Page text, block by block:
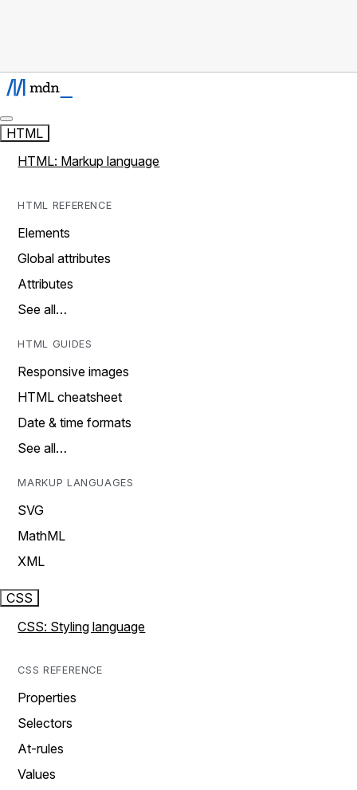
HTML
HTML: Markup language
HTML REFERENCE
Elements
Global attributes
Attributes
See all…
HTML GUIDES
Responsive images
HTML cheatsheet
Date & time formats
See all…
MARKUP LANGUAGES
SVG
MathML
XML
CSS
CSS: Styling language
CSS REFERENCE
Properties
Selectors
At-rules
Values